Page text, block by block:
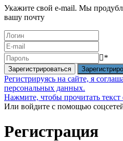
Укажите свой e-mail. Мы
вашу почту
*
Зарегистрироваться
Регистрируясь на сайте, я
персональных данных.
Нажмите, чтобы прочитать текст
Или войдите с помощью
Регистрация